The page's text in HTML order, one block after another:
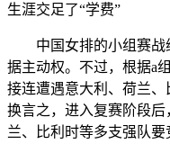
生涯交足了“学费”
中国女排的小组赛战
据主动权。不过，根据a
接连遭遇意大利、荷兰、
换言之，进入复赛阶段
兰、比利时等多支强